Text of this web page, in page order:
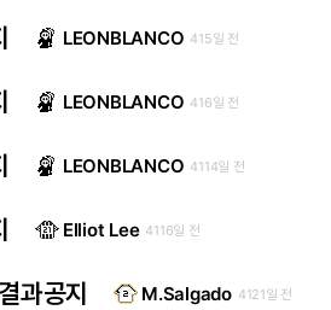
LEONBLANCO 415일 전
LEONBLANCO 416일 전
LEONBLANCO 4114일 전
Elliot Lee 4116일 전
과공지 M.Salgado 4121일 전